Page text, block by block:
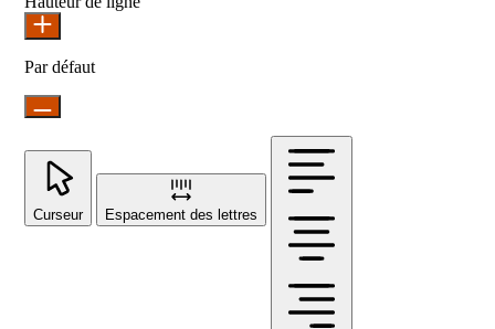
Par défaut
Curseur Espacement des lettres